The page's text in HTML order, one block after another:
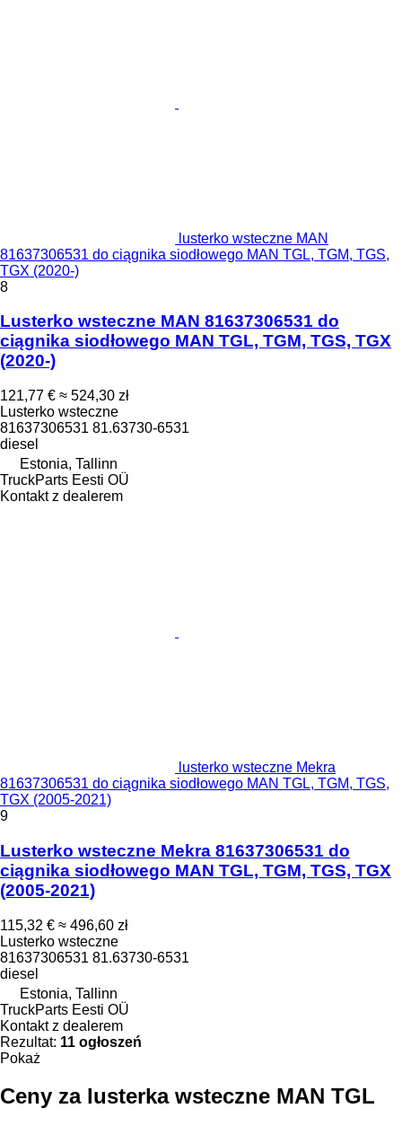
lusterko wsteczne MAN
81637306531 do ciągnika siodłowego MAN TGL, TGM, TGS,
TGX (2020-)
8
Lusterko wsteczne MAN 81637306531 do
ciągnika siodłowego MAN TGL, TGM, TGS, TGX
(2020-)
121,77 € ≈ 524,30 zł
Lusterko wsteczne
81637306531 81.63730-6531
diesel
Estonia, Tallinn
TruckParts Eesti OÜ
Kontakt z dealerem
lusterko wsteczne Mekra
81637306531 do ciągnika siodłowego MAN TGL, TGM, TGS,
TGX (2005-2021)
9
Lusterko wsteczne Mekra 81637306531 do
ciągnika siodłowego MAN TGL, TGM, TGS, TGX
(2005-2021)
115,32 € ≈ 496,60 zł
Lusterko wsteczne
81637306531 81.63730-6531
diesel
Estonia, Tallinn
TruckParts Eesti OÜ
Kontakt z dealerem
Rezultat: 11 ogłoszeń
Pokaż
Ceny za lusterka wsteczne MAN TGL